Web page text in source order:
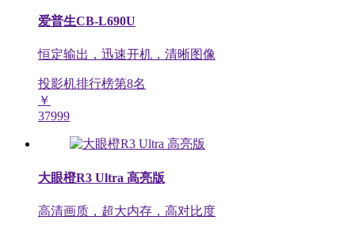
爱普生CB-L690U
恒定输出，迅速开机，清晰图像
投影机排行榜第8名
￥
37999
大眼橙R3 Ultra 高亮版
高清画质，超大内存，高对比度